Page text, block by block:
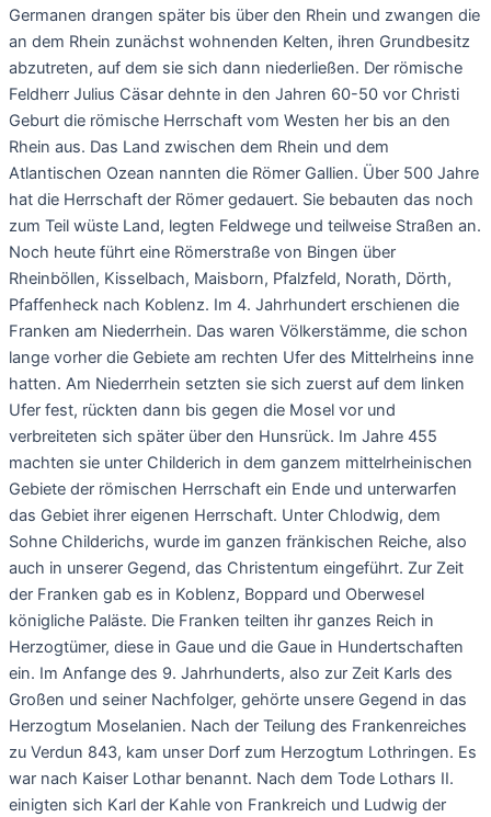
Germanen drangen später bis über den Rhein und zwangen die
an dem Rhein zunächst wohnenden Kelten, ihren Grundbesitz
abzutreten, auf dem sie sich dann niederließen. Der römische
Feldherr Julius Cäsar dehnte in den Jahren 60-50 vor Christi
Geburt die römische Herrschaft vom Westen her bis an den
Rhein aus. Das Land zwischen dem Rhein und dem
Atlantischen Ozean nannten die Römer Gallien. Über 500 Jahre
hat die Herrschaft der Römer gedauert. Sie bebauten das noch
zum Teil wüste Land, legten Feldwege und teilweise Straßen an.
Noch heute führt eine Römerstraße von Bingen über
Rheinböllen, Kisselbach, Maisborn, Pfalzfeld, Norath, Dörth,
Pfaffenheck nach Koblenz. Im 4. Jahrhundert erschienen die
Franken am Niederrhein. Das waren Völkerstämme, die schon
lange vorher die Gebiete am rechten Ufer des Mittelrheins inne
hatten. Am Niederrhein setzten sie sich zuerst auf dem linken
Ufer fest, rückten dann bis gegen die Mosel vor und
verbreiteten sich später über den Hunsrück. Im Jahre 455
machten sie unter Childerich in dem ganzem mittelrheinischen
Gebiete der römischen Herrschaft ein Ende und unterwarfen
das Gebiet ihrer eigenen Herrschaft. Unter Chlodwig, dem
Sohne Childerichs, wurde im ganzen fränkischen Reiche, also
auch in unserer Gegend, das Christentum eingeführt. Zur Zeit
der Franken gab es in Koblenz, Boppard und Oberwesel
königliche Paläste. Die Franken teilten ihr ganzes Reich in
Herzogtümer, diese in Gaue und die Gaue in Hundertschaften
ein. Im Anfange des 9. Jahrhunderts, also zur Zeit Karls des
Großen und seiner Nachfolger, gehörte unsere Gegend in das
Herzogtum Moselanien. Nach der Teilung des Frankenreiches
zu Verdun 843, kam unser Dorf zum Herzogtum Lothringen. Es
war nach Kaiser Lothar benannt. Nach dem Tode Lothars II.
einigten sich Karl der Kahle von Frankreich und Ludwig der